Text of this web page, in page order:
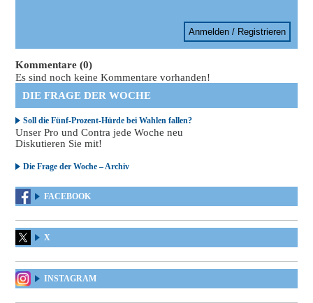
Anmelden / Registrieren
Kommentare (0)
Es sind noch keine Kommentare vorhanden!
DIE FRAGE DER WOCHE
Soll die Fünf-Prozent-Hürde bei Wahlen fallen?
Unser Pro und Contra jede Woche neu
Diskutieren Sie mit!
Die Frage der Woche – Archiv
FACEBOOK
X
INSTAGRAM